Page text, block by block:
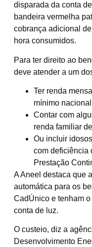
disparada da conta
bandeira vermelha
cobrança adicional
hora consumidos.
Para ter direito ao
deve atender a um
Ter renda
mínimo
Contar com
renda familiar
Ou incluir
com deficiência
Prestação
A Aneel destaca que
automática para os
CadÚnico e tenham
conta de luz.
O custeio, diz a
Desenvolvimento